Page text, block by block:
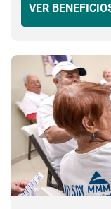
VER